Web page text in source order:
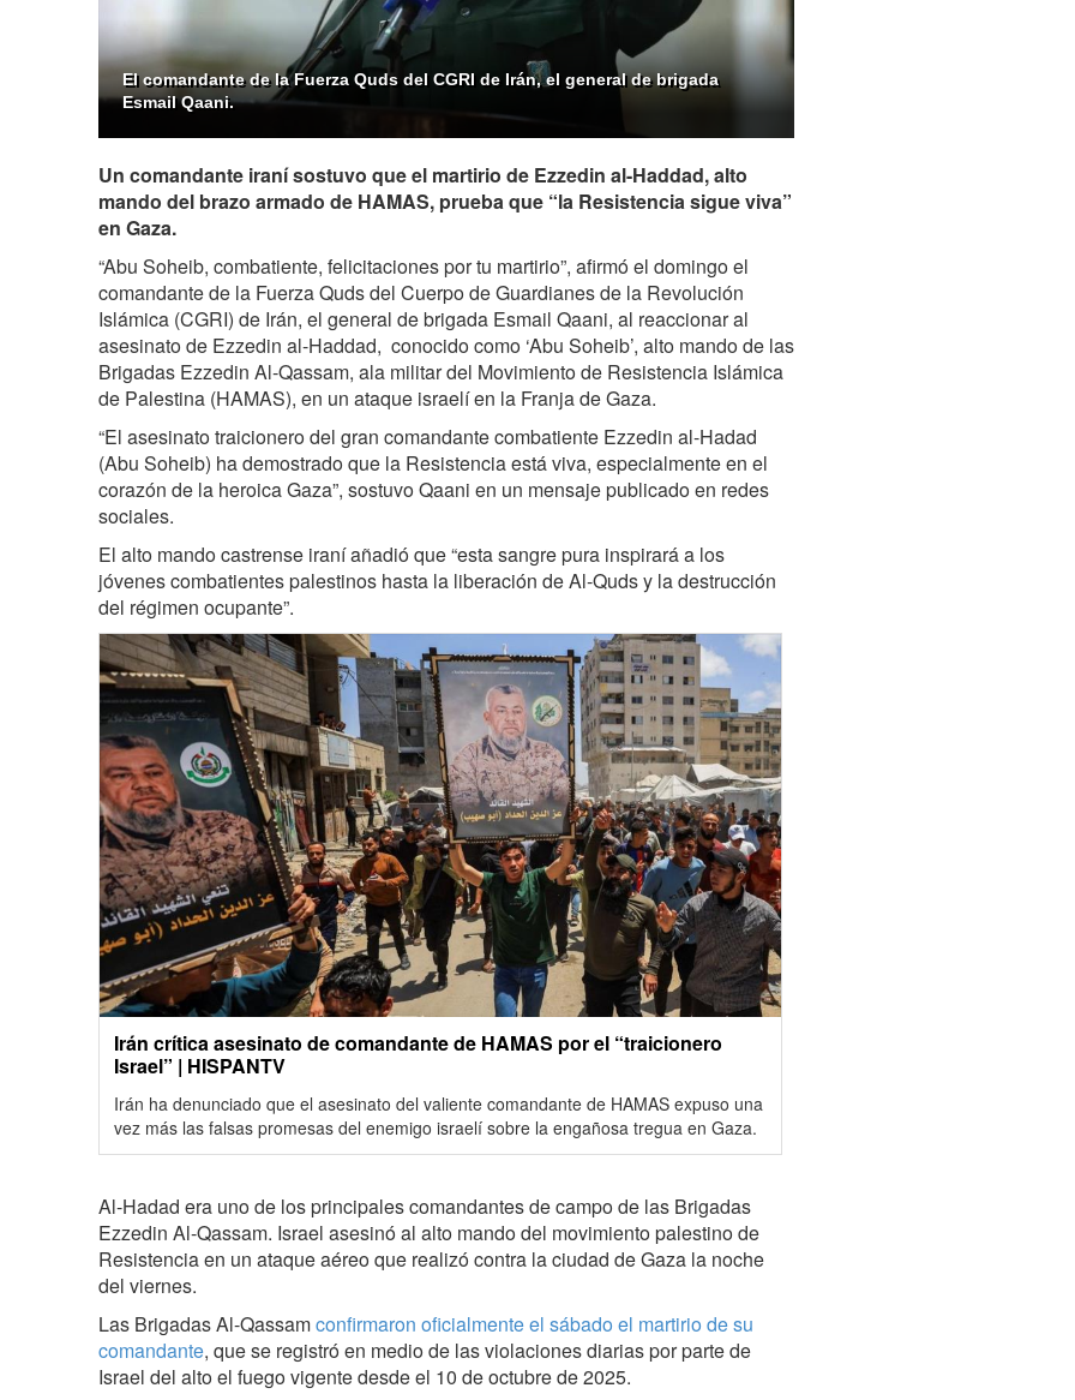
El comandante de la Fuerza Quds del CGRI de Irán, el general de brigada
Esmail Qaani.
Un comandante iraní sostuvo que el martirio de Ezzedin al-Haddad, alto
mando del brazo armado de HAMAS, prueba que “la Resistencia sigue viva”
en Gaza.
“Abu Soheib, combatiente, felicitaciones por tu martirio”, afirmó el domingo el
comandante de la Fuerza Quds del Cuerpo de Guardianes de la Revolución
Islámica (CGRI) de Irán, el general de brigada Esmail Qaani, al reaccionar al
asesinato de Ezzedin al-Haddad, conocido como ‘Abu Soheib’, alto mando de las
Brigadas Ezzedin Al‑Qassam, ala militar del Movimiento de Resistencia Islámica
de Palestina (HAMAS), en un ataque israelí en la Franja de Gaza.
“El asesinato traicionero del gran comandante combatiente Ezzedin al-Hadad
(Abu Soheib) ha demostrado que la Resistencia está viva, especialmente en el
corazón de la heroica Gaza”, sostuvo Qaani en un mensaje publicado en redes
sociales.
El alto mando castrense iraní añadió que “esta sangre pura inspirará a los
jóvenes combatientes palestinos hasta la liberación de Al-Quds y la destrucción
del régimen ocupante”.
Irán crítica asesinato de comandante de HAMAS por el “traicionero
Israel” | HISPANTV
Irán ha denunciado que el asesinato del valiente comandante de HAMAS expuso una
vez más las falsas promesas del enemigo israelí sobre la engañosa tregua en Gaza.
Al-Hadad era uno de los principales comandantes de campo de las Brigadas
Ezzedin Al‑Qassam. Israel asesinó al alto mando del movimiento palestino de
Resistencia en un ataque aéreo que realizó contra la ciudad de Gaza la noche
del viernes.
Las Brigadas Al-Qassamconfirmaron oficialmente el sábado el martirio de su
comandante, que se registró en medio de las violaciones diarias por parte de
Israel del alto el fuego vigente desde el 10 de octubre de 2025.